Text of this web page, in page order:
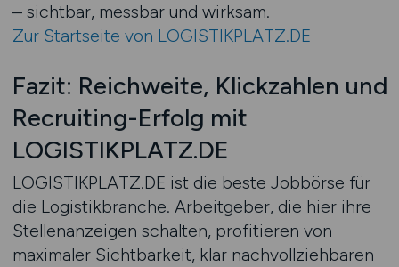
– sichtbar, messbar und wirksam.
Zur Startseite von LOGISTIKPLATZ.DE
Fazit: Reichweite, Klickzahlen und
Recruiting-Erfolg mit
LOGISTIKPLATZ.DE
LOGISTIKPLATZ.DE ist die beste Jobbörse für
die Logistikbranche. Arbeitgeber, die hier ihre
Stellenanzeigen schalten, profitieren von
maximaler Sichtbarkeit, klar nachvollziehbaren